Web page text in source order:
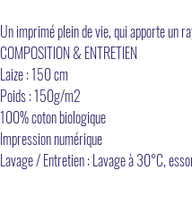
Un imprimé plein de vie, qui apporte un
COMPOSITION & ENTRETIEN
Laize : 150 cm
Poids : 150g/m2
100% coton biologique
Impression numérique
Lavage / Entretien : Lavage à 30°C,